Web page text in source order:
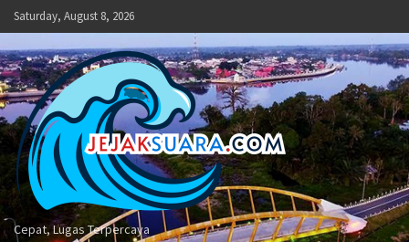
Skip
to
content
Saturday, August 8, 2026
Cepat, Lugas Terpercaya